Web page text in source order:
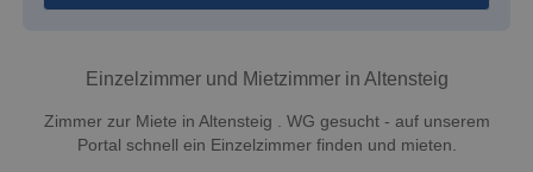
Einzelzimmer und Mietzimmer in Altensteig
Zimmer zur Miete in Altensteig . WG gesucht - auf unserem
Portal schnell ein Einzelzimmer finden und mieten.